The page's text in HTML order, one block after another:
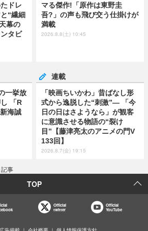
ドレ
“繊細
幕の
タビ
マる傑作!「原作は東野圭
吾?」の声も飛び交う仕掛けが
満載
2026.8.8(土) 10:45
一挙放
「R
海誠
連載
「映画ちいかわ」昔ばなし形
式から逸脱した“刺激”― 「今
日の日はさようなら」が観客
に意識させる物語の“裂け
目”【藤津亮太のアニメの門V
133回】
2026.8.7(金) 19:15
記事
TOP
Official
twitter
Official
YouTube